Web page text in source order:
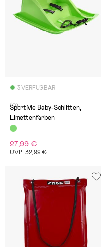
3 VERFÜGBAR
(0)
SportMe Baby-Schlitten,
Limettenfarben
27,99 €
UVP: 32,99 €